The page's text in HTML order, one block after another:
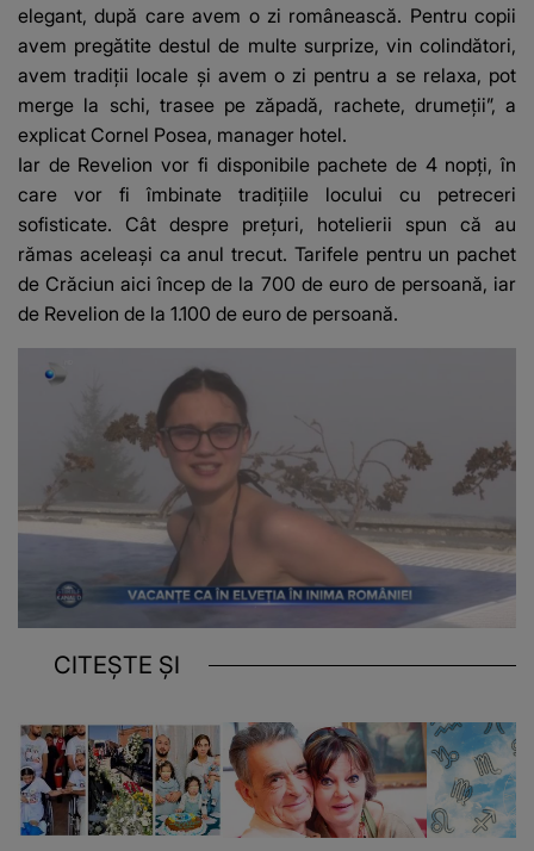
elegant, după care avem o zi românească. Pentru copii
avem pregătite destul de multe surprize, vin colindători,
avem tradiții locale și avem o zi pentru a se relaxa, pot
merge la schi, trasee pe zăpadă, rachete, drumeții”, a
explicat Cornel Posea, manager hotel.
Iar de Revelion vor fi disponibile pachete de 4 nopți, în
care vor fi îmbinate tradițiile locului cu petreceri
sofisticate. Cât despre prețuri, hotelierii spun că au
rămas aceleași ca anul trecut. Tarifele pentru un pachet
de Crăciun aici încep de la 700 de euro de persoană, iar
de Revelion de la 1.100 de euro de persoană.
CITEȘTE ȘI